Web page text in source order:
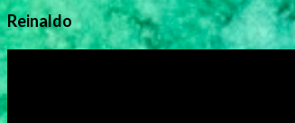
Reinaldo